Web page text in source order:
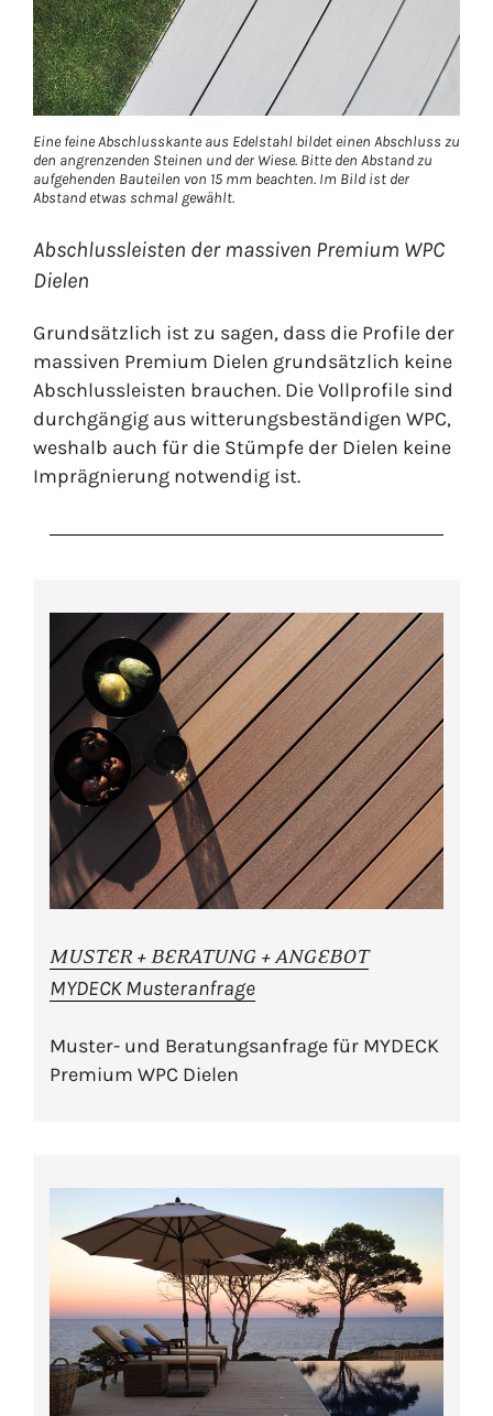
Eine feine Abschlusskante aus Edelstahl bildet einen Abschluss zu
den angrenzenden Steinen und der Wiese. Bitte den Abstand zu
aufgehenden Bauteilen von 15 mm beachten. Im Bild ist der
Abstand etwas schmal gewählt.
Abschlussleisten der massiven Premium WPC
Dielen
Grundsätzlich ist zu sagen, dass die Profile der
massiven Premium Dielen grundsätzlich keine
Abschlussleisten brauchen. Die Vollprofile sind
durchgängig aus witterungsbeständigen WPC,
weshalb auch für die Stümpfe der Dielen keine
Imprägnierung notwendig ist.
MUSTER + BERATUNG + ANGEBOT
MYDECK Musteranfrage
Muster- und Beratungsanfrage für MYDECK
Premium WPC Dielen